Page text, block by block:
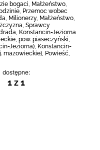
bogaci, Małżeństwo,
Przemoc wobec
Milionerzy, Małżeństwo,
Sprawcy
Konstancin-Jeziorna
pow. piaseczyński,
Jeziorna), Konstancin-
mazowieckie), Powieść,
dostępne:
1 z 1